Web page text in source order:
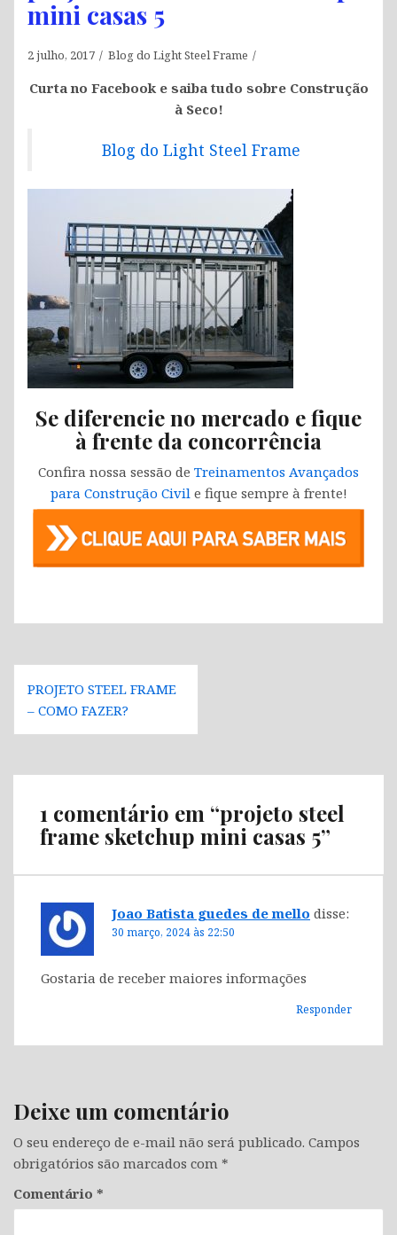
mini casas 5
2 julho, 2017 Blog do Light Steel Frame
Curta no Facebook e saiba tudo sobre Construção
à Seco!
Blog do Light Steel Frame
Se diferencie no mercado e fique
à frente da concorrência
Confira nossa sessão de Treinamentos Avançados
para Construção Civile fique sempre à frente!
Navegação
de
Post
PROJETO STEEL FRAME
– COMO FAZER?
1 comentário em “projeto steel
frame sketchup mini casas 5”
Joao Batista guedes de mello disse:
30 março, 2024 às 22:50
Gostaria de receber maiores informações
Responder
Deixe um comentário
O seu endereço de e-mail não será publicado. Campos
obrigatórios são marcados com *
Comentário *